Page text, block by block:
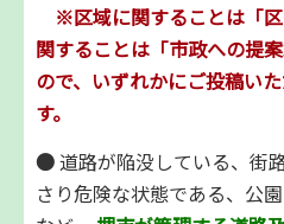
※区域に関することは「区
関することは「市政への提
ので、いずれかにご投稿い
す。
●道路が陥没している、街
さり危険な状態である、公